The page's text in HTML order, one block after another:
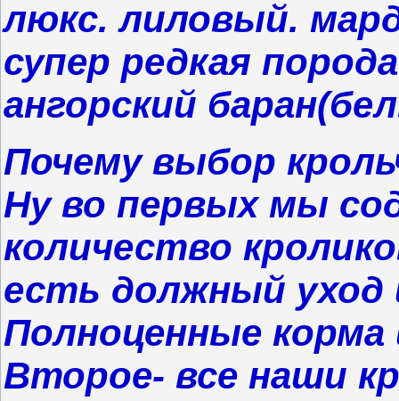
люкс. лиловый.
супер редкая
ангорский
Почему выбор
Ну во первых мы
количество
есть должный уход
Полноценные
Второе- все наши